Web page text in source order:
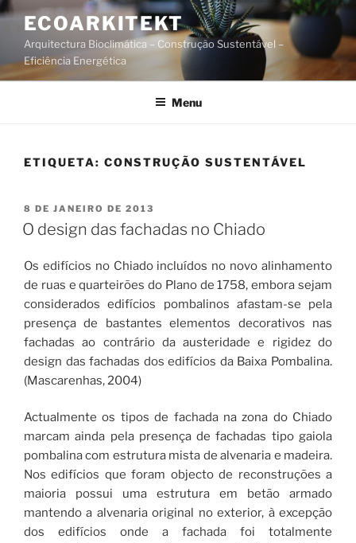
Saltar
conteúdo
ECOARKITEKT
Arquitectura Bioclimática – Construção Sustentável –
Eficiência Energética
Menu
ETIQUETA: CONSTRUÇÃO SUSTENTÁVEL
PUBLICADO
EM
8 DE JANEIRO DE 2013
O design das fachadas no Chiado
Os edifícios no Chiado incluídos no novo alinhamento
de ruas e quarteirões do Plano de 1758, embora sejam
considerados edifícios pombalinos afastam-se pela
presença de bastantes elementos decorativos nas
fachadas ao contrário da austeridade e rigidez do
design das fachadas dos edifícios da Baixa Pombalina.
(Mascarenhas, 2004)
Actualmente os tipos de fachada na zona do Chiado
marcam ainda pela presença de fachadas tipo gaiola
pombalina com estrutura mista de alvenaria e madeira.
Nos edifícios que foram objecto de reconstruções a
maioria possui uma estrutura em betão armado
mantendo a alvenaria original no exterior, à excepção
dos edifícios onde a fachada foi totalmente